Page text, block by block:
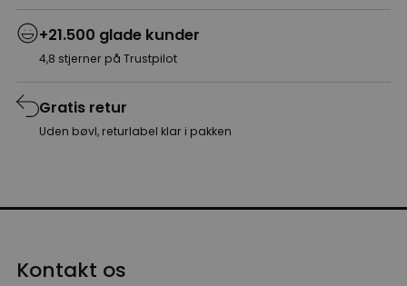
+21.500 glade kunder
4,8 stjerner på Trustpilot
Gratis retur
Uden bøvl, returlabel klar i pakken
Kontakt os